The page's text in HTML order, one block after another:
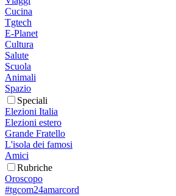
Cucina
Tgtech
E-Planet
Cultura
Salute
Scuola
Animali
Spazio
Speciali
Elezioni Italia
Elezioni estero
Grande Fratello
L'isola dei famosi
Amici
Rubriche
Oroscopo
#tgcom24amarcord